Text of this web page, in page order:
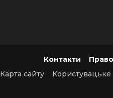
Контакти
Карта сайту